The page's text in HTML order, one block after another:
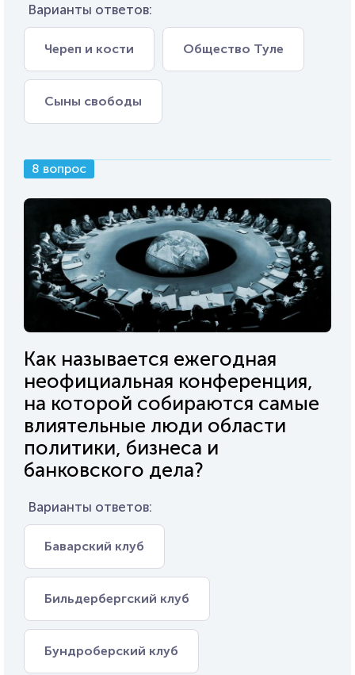
Варианты ответов:
Череп и кости Общество Туле
Сыны свободы
8 вопрос
Как называется ежегодная
неофициальная конференция,
на которой собираются самые
влиятельные люди области
политики, бизнеса и
банковского дела?
Варианты ответов:
Баварский клуб
Бильдербергский клуб
Бундроберский клуб